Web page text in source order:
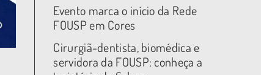
Evento marca o início da Rede
FOUSP em Cores
Cirurgiã-dentista, biomédica e
servidora da FOUSP: conheça a